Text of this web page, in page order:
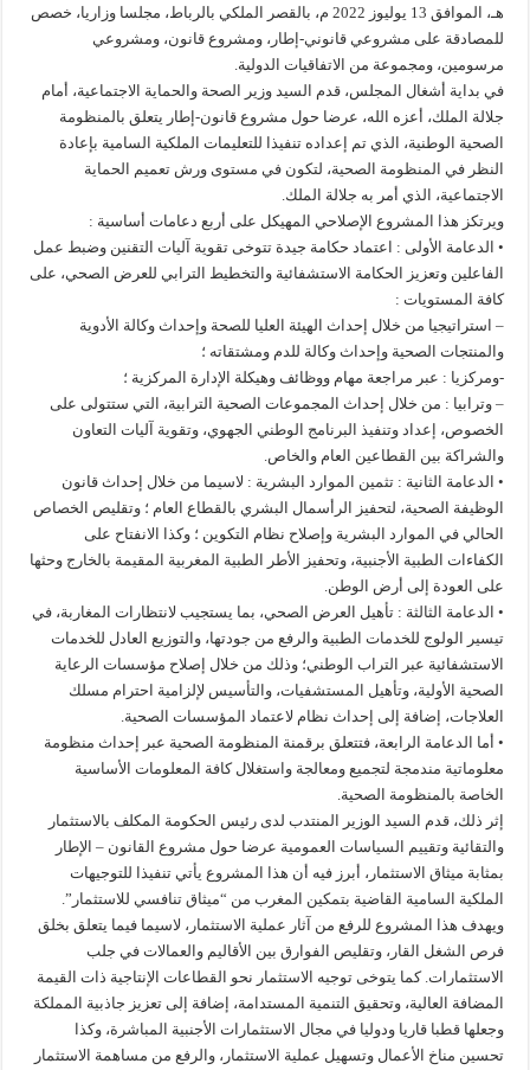
هـ، الموافق 13 يوليوز 2022 م، بالقصر الملكي بالرباط، مجلسا وزاريا، خصص
للمصادقة على مشروعي قانوني-إطار، ومشروع قانون، ومشروعي
مرسومين، ومجموعة من الاتفاقيات الدولية.
في بداية أشغال المجلس، قدم السيد وزير الصحة والحماية الاجتماعية، أمام
جلالة الملك، أعزه الله، عرضا حول مشروع قانون-إطار يتعلق بالمنظومة
الصحية الوطنية، الذي تم إعداده تنفيذا للتعليمات الملكية السامية بإعادة
النظر في المنظومة الصحية، لتكون في مستوى ورش تعميم الحماية
الاجتماعية، الذي أمر به جلالة الملك.
ويرتكز هذا المشروع الإصلاحي المهيكل على أربع دعامات أساسية :
• الدعامة الأولى : اعتماد حكامة جيدة تتوخى تقوية آليات التقنين وضبط عمل
الفاعلين وتعزيز الحكامة الاستشفائية والتخطيط الترابي للعرض الصحي، على
كافة المستويات :
– استراتيجيا من خلال إحداث الهيئة العليا للصحة وإحداث وكالة الأدوية
والمنتجات الصحية وإحداث وكالة للدم ومشتقاته ؛
-ومركزيا : عبر مراجعة مهام ووظائف وهيكلة الإدارة المركزية ؛
– وترابيا : من خلال إحداث المجموعات الصحية الترابية، التي ستتولى على
الخصوص، إعداد وتنفيذ البرنامج الوطني الجهوي، وتقوية آليات التعاون
والشراكة بين القطاعين العام والخاص.
• الدعامة الثانية : تثمين الموارد البشرية : لاسيما من خلال إحداث قانون
الوظيفة الصحية، لتحفيز الرأسمال البشري بالقطاع العام ؛ وتقليص الخصاص
الحالي في الموارد البشرية وإصلاح نظام التكوين ؛ وكذا الانفتاح على
الكفاءات الطبية الأجنبية، وتحفيز الأطر الطبية المغربية المقيمة بالخارج وحثها
على العودة إلى أرض الوطن.
• الدعامة الثالثة : تأهيل العرض الصحي، بما يستجيب لانتظارات المغاربة، في
تيسير الولوج للخدمات الطبية والرفع من جودتها، والتوزيع العادل للخدمات
الاستشفائية عبر التراب الوطني؛ وذلك من خلال إصلاح مؤسسات الرعاية
الصحية الأولية، وتأهيل المستشفيات، والتأسيس لإلزامية احترام مسلك
العلاجات، إضافة إلى إحداث نظام لاعتماد المؤسسات الصحية.
• أما الدعامة الرابعة، فتتعلق برقمنة المنظومة الصحية عبر إحداث منظومة
معلوماتية مندمجة لتجميع ومعالجة واستغلال كافة المعلومات الأساسية
الخاصة بالمنظومة الصحية.
إثر ذلك، قدم السيد الوزير المنتدب لدى رئيس الحكومة المكلف بالاستثمار
والتقائية وتقييم السياسات العمومية عرضا حول مشروع القانون – الإطار
بمثابة ميثاق الاستثمار، أبرز فيه أن هذا المشروع يأتي تنفيذا للتوجيهات
الملكية السامية القاضية بتمكين المغرب من “ميثاق تنافسي للاستثمار”.
ويهدف هذا المشروع للرفع من آثار عملية الاستثمار، لاسيما فيما يتعلق بخلق
فرص الشغل القار، وتقليص الفوارق بين الأقاليم والعمالات في جلب
الاستثمارات. كما يتوخى توجيه الاستثمار نحو القطاعات الإنتاجية ذات القيمة
المضافة العالية، وتحقيق التنمية المستدامة، إضافة إلى تعزيز جاذبية المملكة
وجعلها قطبا قاريا ودوليا في مجال الاستثمارات الأجنبية المباشرة، وكذا
تحسين مناخ الأعمال وتسهيل عملية الاستثمار، والرفع من مساهمة الاستثمار